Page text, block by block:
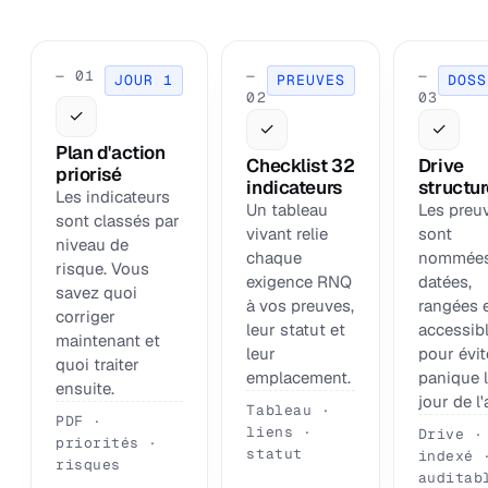
— 01 JOUR 1
✓
Plan d'action
priorisé
Les indicateurs
sont classés par
niveau de
risque. Vous
savez quoi
corriger
maintenant et
quoi traiter
ensuite.
PDF ·
priorités ·
risques
—
02
PREUVES
✓
Checklist 32
indicateurs
Un tableau
vivant relie
chaque
exigence RNQ
à vos preuves,
leur statut et
leur
emplacement.
Tableau ·
liens ·
statut
—
03
✓
Drive
Les
sont
datées,
rangées
pour
panique
jour de
Drive ·
indexé